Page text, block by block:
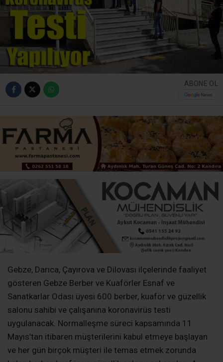
ABONE OL
Gebze, Darıca, Çayırova ve Dilovası ilçelerinde faaliyet
gösteren Gebze Berber ve Kuaförler Esnaf ve
Sanatkarlar Odası üyesi 600 berber, kuaför ve güzellik
salonu sahibi ve çalışanına koronavirüs testi
uygulanacak. Normalleşme süreci kapsamında 11
Mayıs’tan itibaren müşterilerini kabul etmeye başlayan
ve her gün birçok müşteri ile temas etmek zorunda
kalan berber, kuaför ve güzellik salonu çalışanları, 4
günlük sokağa çıkma kısıtlaması süresince Gebze İlçe
koronavirüs testinden geçecek. Her gün farklı
mahallelerden berber, kuaför ve güzellik salonu
çalışanları dispansere gelerek test olacak. Yapılan
çalışmayı anlatan Gebze Berber ve Kuaförler Esnaf ve
Sanatkarlar Odası Başkanı Kenan Çelik, “Bu Covid-19
süreci dünyadaki tüm ülkelerde yaşandı ve bizim
ülkemizde de yaşanıyor. Bizler sektörde taşıyıcı